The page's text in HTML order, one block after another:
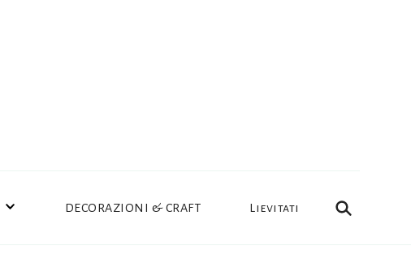
DECORAZIONI & CRAFT Lievitati